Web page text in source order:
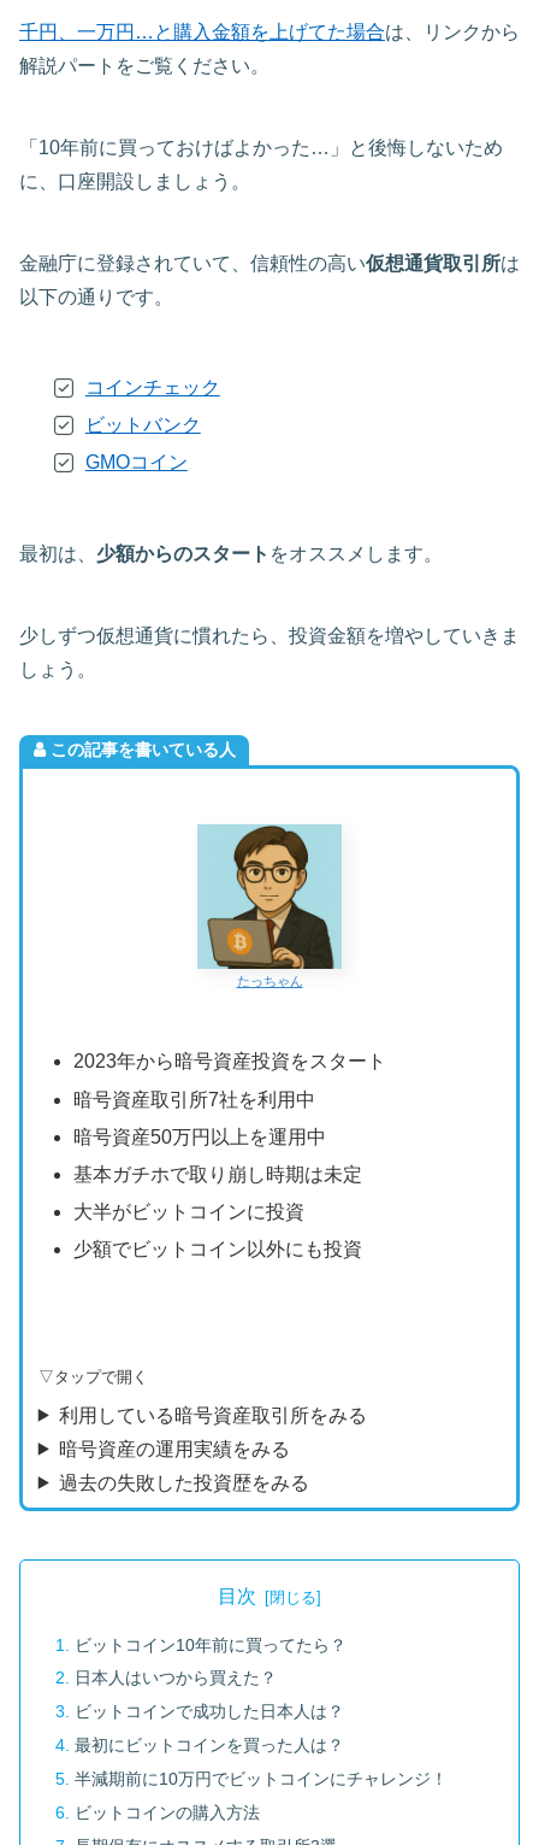
千円、一万円…と購入金額を上げてた場合は、リンクから
解説パートをご覧ください。
「10年前に買っておけばよかった…」と後悔しないため
に、口座開設しましょう。
金融庁に登録されていて、信頼性の高い仮想通貨取引所は
以下の通りです。
コインチェック
ビットバンク
GMOコイン
最初は、 少額からのスタート をオススメします。
少しずつ仮想通貨に慣れたら、投資金額を増やしていきま
しょう。
この記事を書いている人
たっちゃん
2023年から暗号資産投資をスタート
暗号資産取引所7社を利用中
暗号資産50万円以上を運用中
基本ガチホで取り崩し時期は未定
大半がビットコインに投資
少額でビットコイン以外にも投資
▽タップで開く
利用している暗号資産取引所をみる
暗号資産の運用実績をみる
過去の失敗した投資歴をみる
目次
ビットコイン10年前に買ってたら？
日本人はいつから買えた？
ビットコインで成功した日本人は？
最初にビットコインを買った人は？
半減期前に10万円でビットコインにチャレンジ！
ビットコインの購入方法